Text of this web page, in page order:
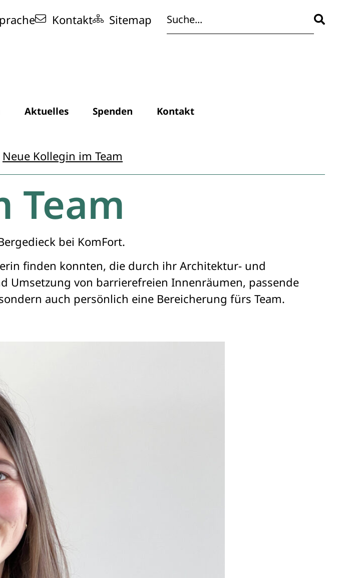
Kontakt Sitemap
Aktuelles Spenden Kontakt
Neue Kollegin im Team
Team
bei KomFort.
finden konnten, die durch ihr Architektur- und
Umsetzung von barrierefreien Innenräumen, passende
auch persönlich eine Bereicherung fürs Team.